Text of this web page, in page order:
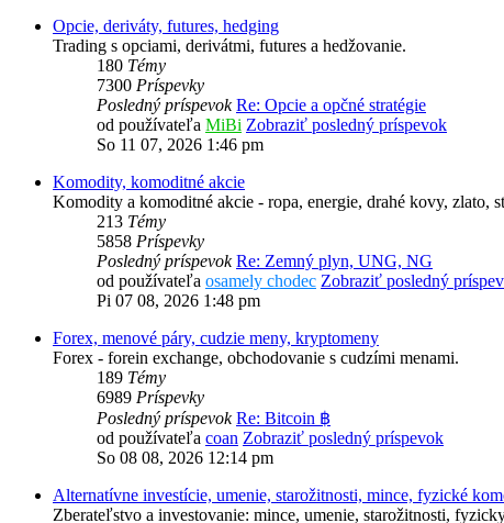
Opcie, deriváty, futures, hedging
Trading s opciami, derivátmi, futures a hedžovanie.
180 Témy
7300 Príspevky
Posledný príspevok Re: Opcie a opčné stratégie
od používateľa MiBi Zobraziť posledný príspevok
So 11 07, 2026 1:46 pm
Komodity, komoditné akcie
Komodity a komoditné akcie - ropa, energie, drahé kovy, zlato,
213 Témy
5858 Príspevky
Posledný príspevok Re: Zemný plyn, UNG, NG
od používateľa osamely chodec Zobraziť posledný
Pi 07 08, 2026 1:48 pm
Forex, menové páry, cudzie meny, kryptomeny
Forex - forein exchange, obchodovanie s cudzími menami.
189 Témy
6989 Príspevky
Posledný príspevok Re: Bitcoin ฿
od používateľa coan Zobraziť posledný príspevok
So 08 08, 2026 12:14 pm
Alternatívne investície, umenie, starožitnosti, mince, fyzické
Zberateľstvo a investovanie: mince, umenie, starožitnosti,